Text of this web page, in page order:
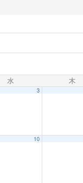
水 木
3
10